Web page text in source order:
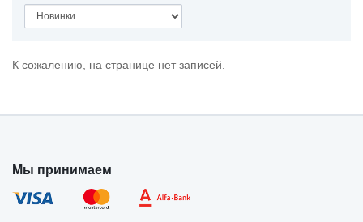
К сожалению, на странице нет записей.
Мы принимаем